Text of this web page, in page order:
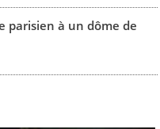
parisien à un dôme de